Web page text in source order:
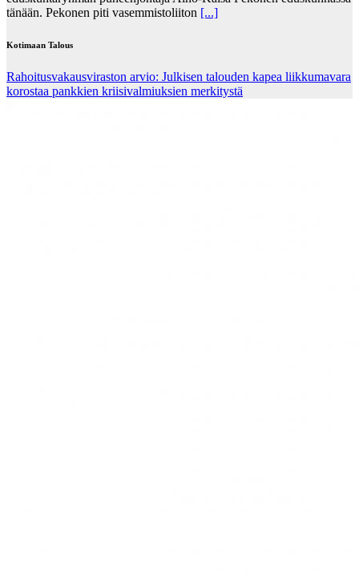
tänään. Pekonen piti vasemmistoliiton [...]
Kotimaan Talous
Rahoitusvakausviraston arvio: Julkisen talouden kapea liikkumavara
korostaa pankkien kriisivalmiuksien merkitystä